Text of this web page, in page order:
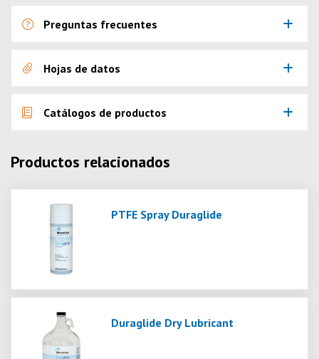
Preguntas frecuentes
Hojas de datos
Catálogos de productos
Productos relacionados
PTFE Spray Duraglide
Duraglide Dry Lubricant